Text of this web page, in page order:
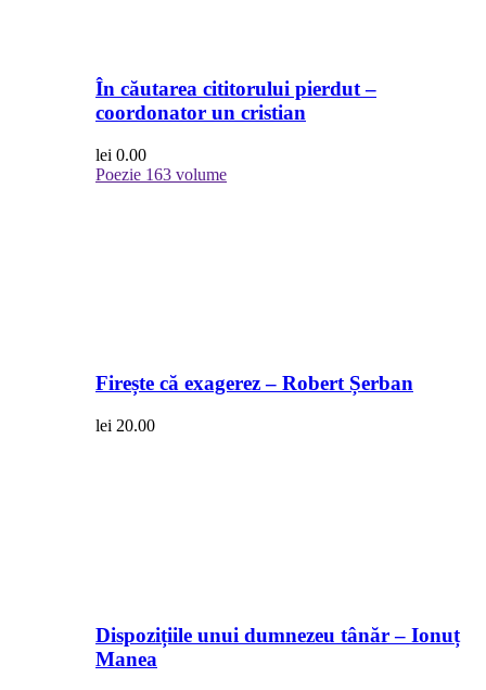
În căutarea cititorului pierdut –
coordonator un cristian
lei 0.00
Poezie 163 volume
Firește că exagerez – Robert Șerban
lei 20.00
Dispozițiile unui dumnezeu tânăr – Ionuț
Manea